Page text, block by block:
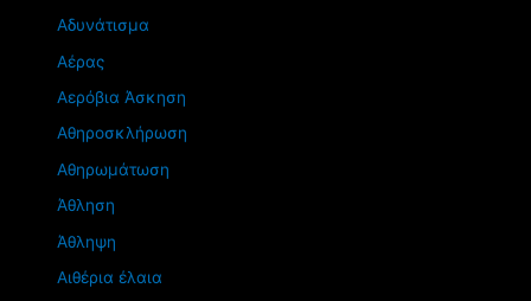
Αδυνάτισμα
Αέρας
Αερόβια Άσκηση
Αθηροσκλήρωση
Αθηρωμάτωση
Άθληση
Άθληψη
Αιθέρια έλαια